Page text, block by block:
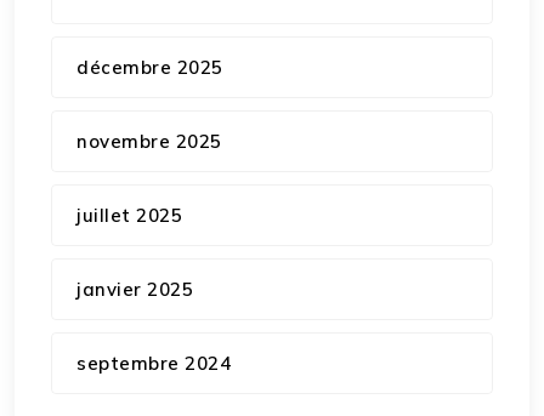
décembre 2025
novembre 2025
juillet 2025
janvier 2025
septembre 2024